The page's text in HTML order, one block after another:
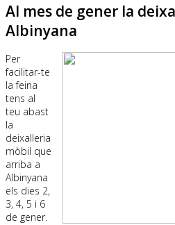
Al mes de gener la
Albinyana
Per
facilitar-te
la feina
tens al
teu abast
la
deixalleria
mòbil que
arriba a
Albinyana
els dies 2,
3, 4, 5 i 6
de gener.